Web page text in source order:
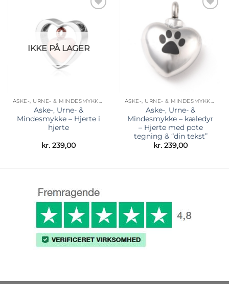
ønskeliste
IKKE PÅ LAGER
ASKE-, URNE- & MINDESMYKKER
Aske-, Urne- &
Mindesmykke – Hjerte i
hjerte
kr. 239,00
ASKE-, URNE- & MINDESMYKKER
Aske-, Urne- &
Mindesmykke – kæledyr
– Hjerte med pote
tegning & “din tekst”
kr. 239,00